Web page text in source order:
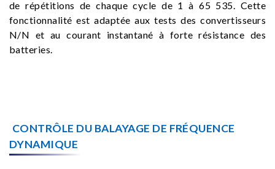
de répétitions de chaque cycle de 1 à 65 535. Cette
fonctionnalité est adaptée aux tests des convertisseurs
N/N et au courant instantané à forte résistance des
batteries.
CONTRÔLE DU BALAYAGE DE FRÉQUENCE
DYNAMIQUE